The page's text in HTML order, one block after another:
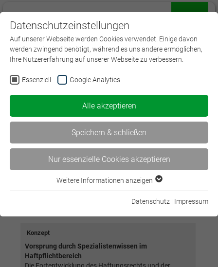
Haftpflicht Underwriter (DVA)
Konzept
Vorsprung durch Spezialistenwissen im
Haftpflichtbereich
Datenschutzeinstellungen
Auf unserer Webseite werden Cookies verwendet. Einige davon
werden zwingend benötigt, während es uns andere ermöglichen,
Ihre Nutzererfahrung auf unserer Webseite zu verbessern.
Essenziell Google Analytics
Alle akzeptieren
Speichern & schließen
Nur essenzielle Cookies akzeptieren
Essenzielle Cookies werden für grundlegende Funktionen der
Webseite einwandfrei funktioniert.
Anbieter BWV Rhein-Main
Weitere Informationen anzeigen
Datenschutz | Impressum